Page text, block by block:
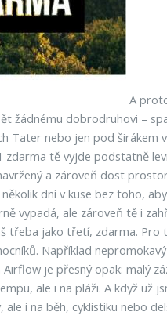
A
žádnému dobrodruhovi –
Tater nebo jen pod širákem
tě vyjde podstatně
a zároveň dost
dní v kuse bez toho,
vypadá, ale zároveň tě i
třeba jako třetí, zdarma.
Například
je přesný opak: malý
ale i na pláži. A když už
i na běh, cyklistiku nebo